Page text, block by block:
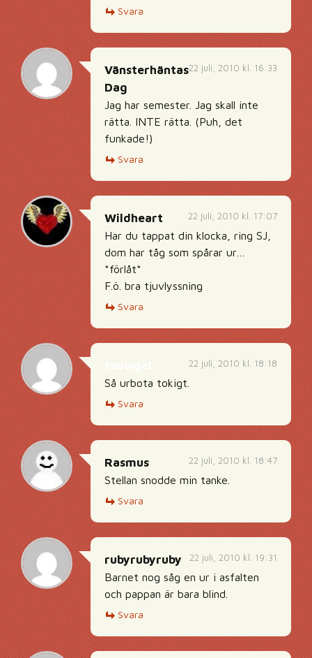
Svara
22 juli, 2010 kl. 16:33
Vänsterhäntas
Dag
Jag har semester. Jag skall inte
rätta. INTE rätta. (Puh, det
funkade!)
Svara
22 juli, 2010 kl. 17:07
Wildheart
Har du tappat din klocka, ring SJ,
dom har tåg som spårar ur…
*förlåt*
F.ö. bra tjuvlyssning
Svara
22 juli, 2010 kl. 18:18
Så urbota tokigt.
Svara
22 juli, 2010 kl. 18:47
Rasmus
Stellan snodde min tanke.
Svara
22 juli, 2010 kl. 19:31
rubyrubyruby
Barnet nog såg en ur i asfalten
och pappan är bara blind.
Svara